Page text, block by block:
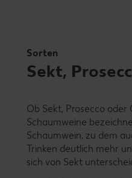
Sorten
Sekt,
Ob Sekt, Prosecco oder
Schaumweine
Schaumwein, zu dem
Trinken deutlich mehr
sich von Sekt